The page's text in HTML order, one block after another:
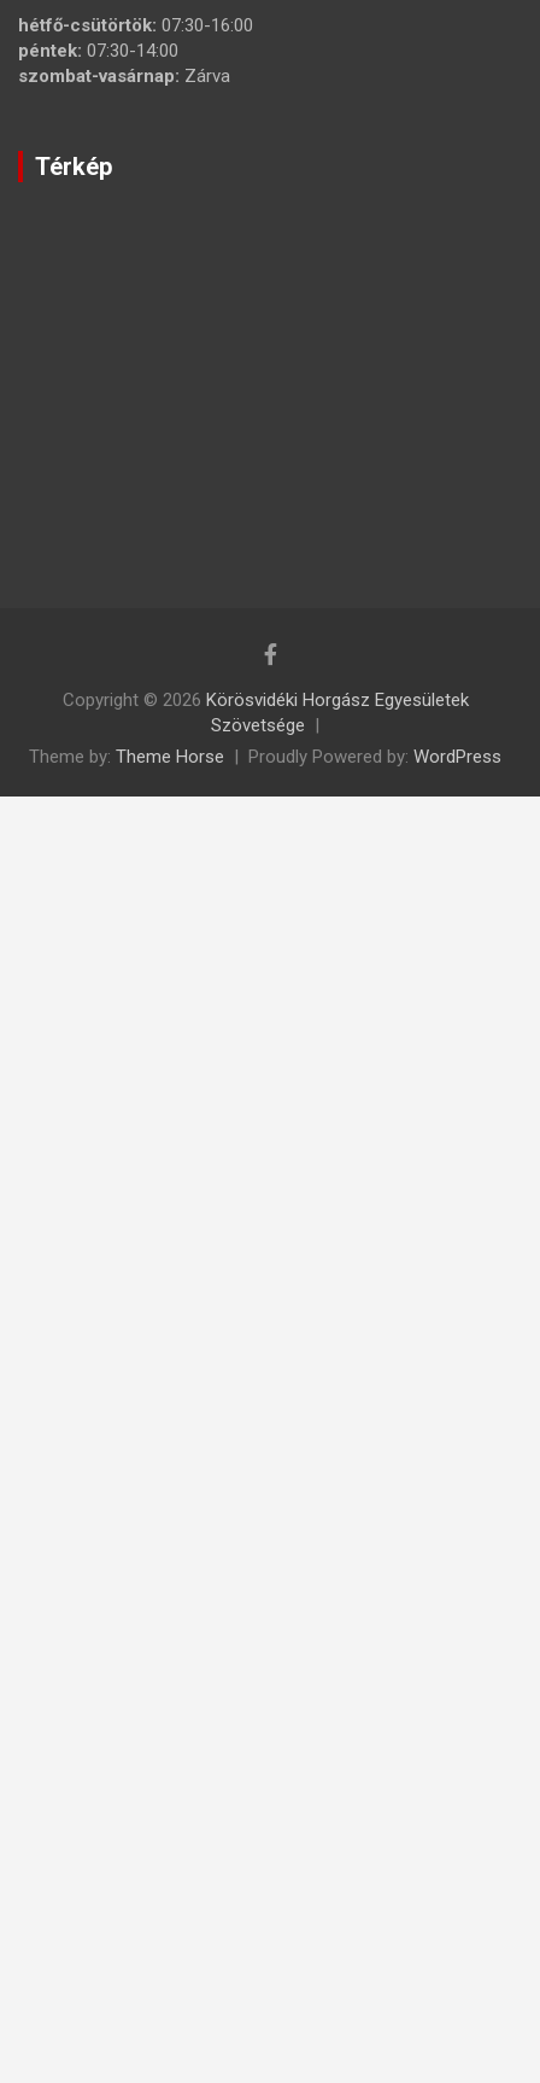
hétfő-csütörtök: 07:30-16:00
péntek: 07:30-14:00
szombat-vasárnap: Zárva
Térkép
Copyright © 2026 Körösvidéki Horgász Egyesületek
Szövetsége
Theme by: Theme Horse Proudly Powered by: WordPress